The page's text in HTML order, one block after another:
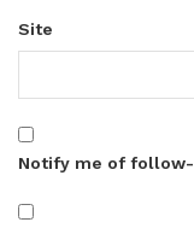
Site
Notify me of